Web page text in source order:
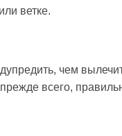
ветке.
чем
всего,